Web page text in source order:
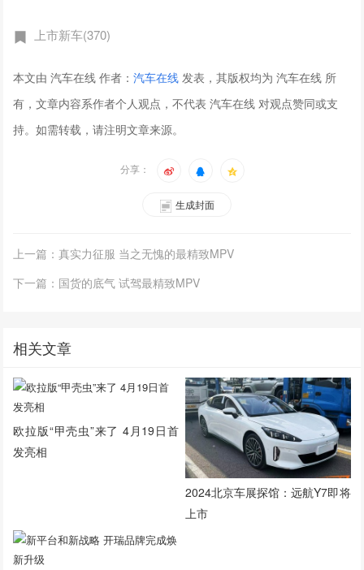
上市新车(370)
本文由 汽车在线 作者：汽车在线 发表，其版权均为 汽车在线 所
有，文章内容系作者个人观点，不代表 汽车在线 对观点赞同或支
持。如需转载，请注明文章来源。
分享：
生成封面
上一篇：真实力征服 当之无愧的最精致MPV
下一篇：国货的底气 试驾最精致MPV
相关文章
欧拉版“甲壳虫”来了 4月19日首
发亮相
2024北京车展探馆：远航Y7即将
上市